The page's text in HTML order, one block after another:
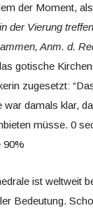
der Moment,
der Vierung
Anm. d.
gotische
zugesetzt:
war damals klar,
müsse. 0
90%
ist weltweit
Bedeutung.